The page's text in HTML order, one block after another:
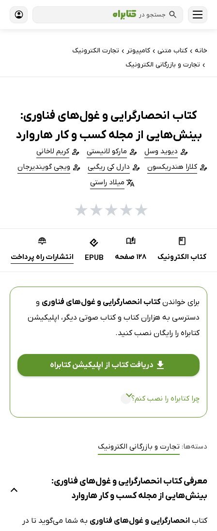
جستجو در
خانه › کتاب‌ متنی › کامپیوتر › تجارت الکترونیک
› تجارت و بازرگانی الکترونیک
کتاب انحصارگرایی و غول‌های فناوری:
بینش‌هایی از مجله کسب و کار هاروارد
دیوید وسل مارکو لانیستی
کریم لاخانی
کلارا هندریکسون
دارل کی ریگبی
ویجی گویندیرجان
میلاد راستی
★
★
★
★
★
کتاب الکترونیک 128 صفحه EPUB انتشارات راه پرداخت
برای خواندنکتاب انحصارگرایی و غول‌های فناوری و
دسترسی به هزاران کتاب و کتاب صوتی دیگر، اپلیکیشن
کتابراه را رایگان نصب کنید.
دریافت کتاب از اپلیکیشن کتابراه
چرا کتابراه را نصب کنم؟
دسته‌ها: تجارت و بازرگانی الکترونیک
معرفی کتاب انحصارگرایی و غول‌های فناوری:
بینش‌هایی از مجله کسب و کار هاروارد
کتاب انحصارگرایی و غول‌های فناوری به شما می‌گوید تا در